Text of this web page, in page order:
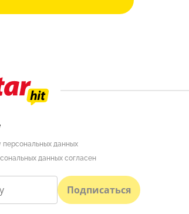
персональных данных
данных согласен
Подписаться